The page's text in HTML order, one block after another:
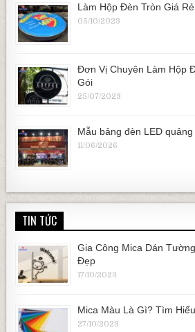
Làm Hộp Đèn Tròn Giá
05/10/2023
Đơn Vị Chuyên Làm Hộp
Gói
25/07/2023
Mẫu bảng đèn LED
11/06/2026
TIN TỨC
Gia Công Mica Dán
Đẹp
17/10/2023
Mica Màu Là Gì? Tìm
27/10/2023